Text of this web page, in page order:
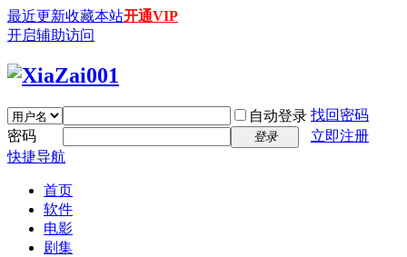
最近更新收藏本站开通VIP
开启辅助访问
自动登录 找回密码
密码
登录
立即注册
快捷导航
首页
软件
电影
剧集